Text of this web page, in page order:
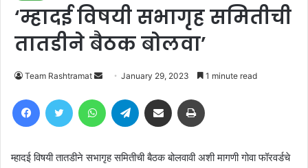
‘म्हादई विषयी सभागृह समितीची
तातडीने बैठक बोलवा’
Team Rashtramat
Send
email
January 29, 2023 1 minute read
FacebookTwitter WhatsAppTelegram Share via Email
म्हादई विषयी तातडीने सभागृह समितीची बैठक बोलवावी अशी मागणी गोवा फॉरवर्डचे